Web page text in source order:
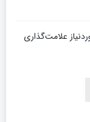
علامت‌گذاری